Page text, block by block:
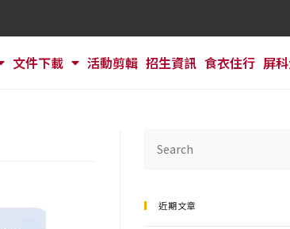
文件下載 活動剪輯 招生資訊 食衣住行 屏
近期文章